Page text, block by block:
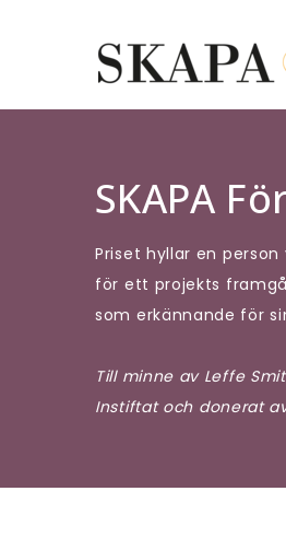
SKAPA
Priset hyllar en
för ett projekts
som erkännande för
Till minne av Leffe
Instiftat och donerat